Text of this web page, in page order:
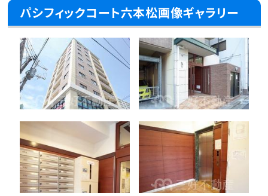
パシフィックコート六本松画像ギャラリー